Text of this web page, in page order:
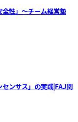
全性」〜チーム経営塾
センサス」の実践|FAJ関